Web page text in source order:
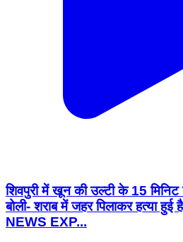
शिवपुरी में खून की उल्टी के 15
बोली- शराब में जहर पिलाकर हत्या
NEWS EXP...